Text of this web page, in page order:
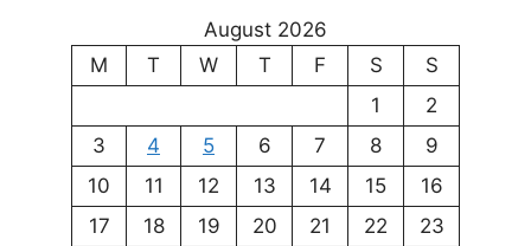
August 2026
M
T W T F S
S
1
2
3
4 5 6 7 8
9
10
11 12 13 14 15
16
17
18 19 20 21 22
23